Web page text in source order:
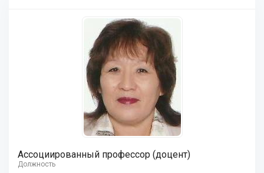
Ассоциированный профессор (доцент)
Должность